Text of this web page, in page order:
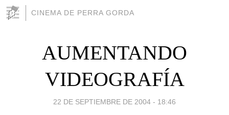
CINEMA DE PERRA GORDA
AUMENTANDO
VIDEOGRAFÍA
22 DE SEPTIEMBRE DE 2004 - 18:46